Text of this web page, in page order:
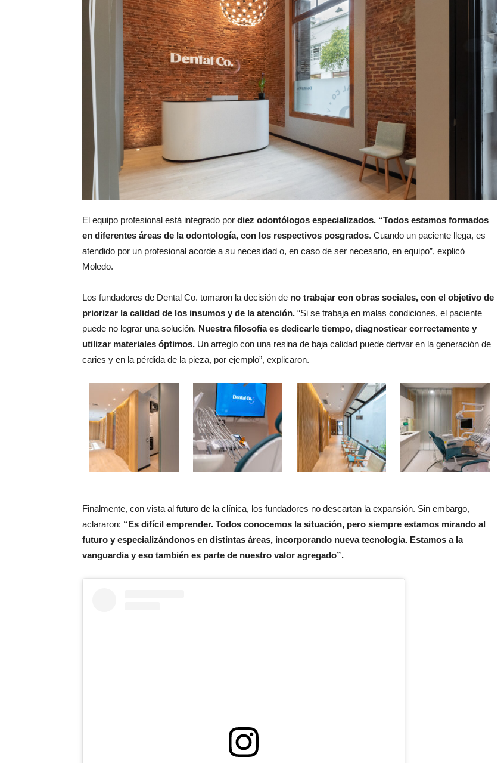
El equipo profesional está integrado por diez odontólogos especializados. “Todos estamos formados
en diferentes áreas de la odontología, con los respectivos posgrados. Cuando un paciente llega, es
atendido por un profesional acorde a su necesidad o, en caso de ser necesario, en equipo”, explicó
Moledo.
Los fundadores de Dental Co. tomaron la decisión de no trabajar con obras sociales, con el objetivo de
priorizar la calidad de los insumos y de la atención. “Si se trabaja en malas condiciones, el paciente
puede no lograr una solución. Nuestra filosofía es dedicarle tiempo, diagnosticar correctamente y
utilizar materiales óptimos. Un arreglo con una resina de baja calidad puede derivar en la generación de
caries y en la pérdida de la pieza, por ejemplo”, explicaron.
Finalmente, con vista al futuro de la clínica, los fundadores no descartan la expansión. Sin embargo,
aclararon: “Es difícil emprender. Todos conocemos la situación, pero siempre estamos mirando al
futuro y especializándonos en distintas áreas, incorporando nueva tecnología. Estamos a la
vanguardia y eso también es parte de nuestro valor agregado”.